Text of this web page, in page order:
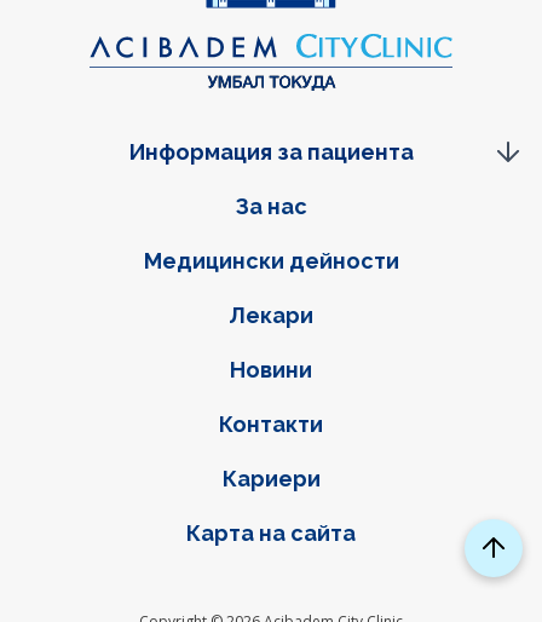
Фуутер навигация
За нас
Медицински дейности
Лекари
Новини
Контакти
Кариери
Карта на сайта
Информация за пациента